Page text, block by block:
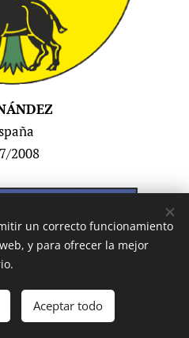
2008
un correcto funcionamiento
y para ofrecer la mejor
Aceptar todo